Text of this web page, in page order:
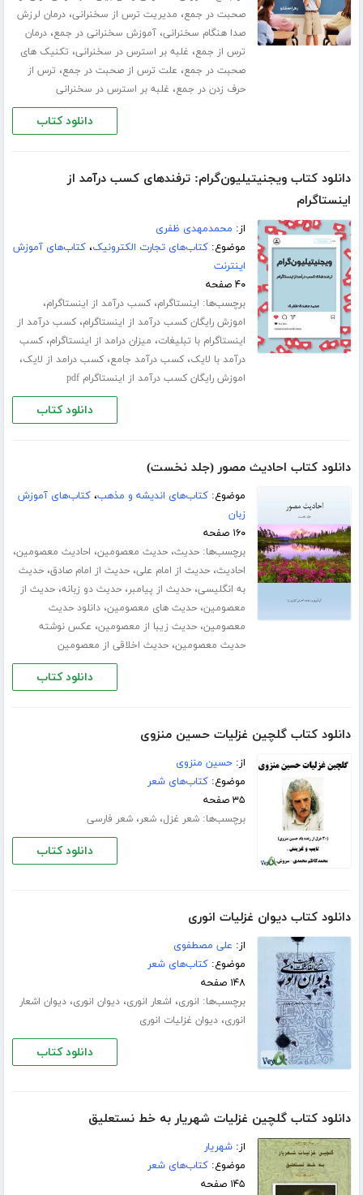
صحبت در جمع، مدیریت ترس از سخنرانی،درمان لرزش
صدا هنگام سخنرانی،آموزش سخنرانی در جمع،درمان
ترس از جمع، غلبه بر استرس در سخنرانی، تکنیک های
صحبت در جمع، علت ترس از صحبت در جمع، ترس از
حرف زدن در جمع، غلبه بر استرس در سخنرانی
دانلود کتاب
دانلود کتاب ویجنیتیلیون‌گرام: ترفندهای کسب درآمد از
اینستاگرام
از: محمدمهدی ظفری
موضوع:کتاب‌های تجارت الکترونیک،کتاب‌های آموزش
اینترنت
۴۰ صفحه
برچسب‌ها: اینستاگرام،کسب درآمد از اینستاگرام،
اموزش رایگان کسب درآمد از اینستاگرام،کسب درآمد از
اینستاگرام با تبلیغات، میزان درامد از اینستاگرام،کسب
درآمد با لایک،کسب درآمد جامع،کسب درامد از لایک،
اموزش رایگان کسب درآمد از اینستاگرام pdf
دانلود کتاب
دانلود کتاب احادیث مصور (جلد نخست)
موضوع:کتاب‌های اندیشه و مذهب،کتاب‌های آموزش
زبان
۱۶۰ صفحه
برچسب‌ها:حدیث،حدیث معصومین، احادیث معصومین،
احادیث،حدیث از امام علی،حدیث از امام صادق،حدیث
به انگلیسی،حدیث از پیامبر،حدیث دو زبانه،حدیث از
معصومین،حدیث های معصومین،دانلود حدیث
معصومین،حدیث زیبا از معصومین، عکس نوشته
حدیث معصومین،حدیث اخلاقی از معصومین
دانلود کتاب
دانلود کتاب گلچین غزلیات حسین منزوی
از:حسین منزوی
موضوع:کتاب‌های شعر
۳۵ صفحه
برچسب‌ها:شعر غزل،شعر،شعر فارسی
دانلود کتاب
دانلود کتاب دیوان غزلیات انوری
از: علی مصطفوی
موضوع:کتاب‌های شعر
۱۴۸ صفحه
برچسب‌ها: انوری، اشعار انوری،دیوان انوری،دیوان اشعار
انوری،دیوان غزلیات انوری
دانلود کتاب
دانلود کتاب گلچین غزلیات شهریار به خط نستعلیق
از:شهریار
موضوع:کتاب‌های شعر
۱۴۵ صفحه